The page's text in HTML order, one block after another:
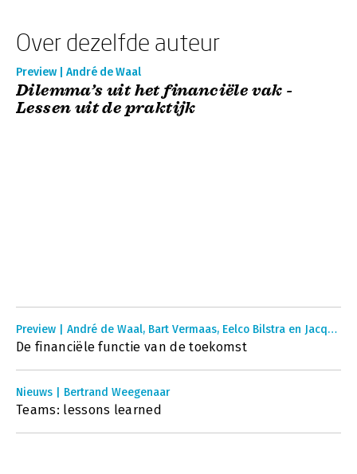
Over dezelfde auteur
Preview | André de Waal
Dilemma’s uit het financiële vak -
Lessen uit de praktijk
Preview | André de Waal, Bart Vermaas, Eelco Bilstra en Jacques Bootsman
De financiële functie van de toekomst
Nieuws | Bertrand Weegenaar
Teams: lessons learned